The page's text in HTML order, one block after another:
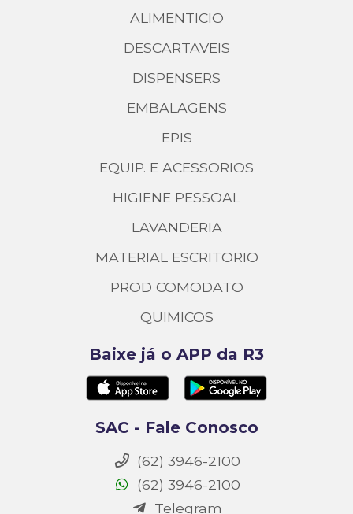
ALIMENTICIO
DESCARTAVEIS
DISPENSERS
EMBALAGENS
EPIS
EQUIP. E ACESSORIOS
HIGIENE PESSOAL
LAVANDERIA
MATERIAL ESCRITORIO
PROD COMODATO
QUIMICOS
Baixe já o APP da R3
SAC - Fale Conosco
(62) 3946-2100
(62) 3946-2100
Telegram